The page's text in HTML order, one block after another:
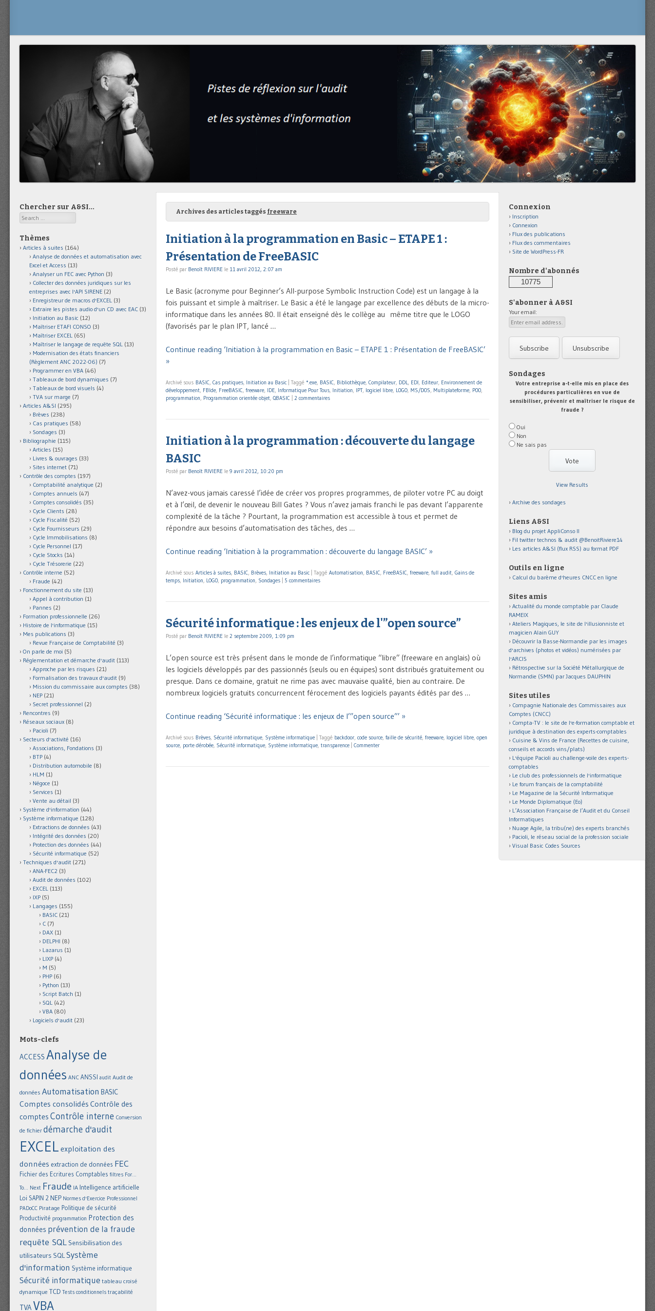
Archives des articles taggés freeware
Initiation à la programmation en Basic – ETAPE 1 :
Présentation de FreeBASIC
Posté par Benoît RIVIERE le 11 avril 2012, 2:07 am
Le Basic (acronyme pour Beginner’s All-purpose Symbolic Instruction Code) est un langage à la
fois puissant et simple à maîtriser. Le Basic a été le langage par excellence des débuts de la micro-
informatique dans les années 80. Il était enseigné dès le collège au même titre que le LOGO
(favorisés par le plan IPT, lancé …
Continue reading ‘Initiation à la programmation en Basic – ETAPE 1 : Présentation de FreeBASIC’
»
Archivé sous BASIC, Cas pratiques, Initiation au Basic Taggé *.exe, BASIC, Bibliothèque, Compilateur, DDL, EDI, Editeur, Environnement de
développement, FBIde, FreeBASIC, freeware, IDE, Informatique Pour Tous, Initiation, IPT, logiciel libre, LOGO, MS/DOS, Multiplateforme, POO,
programmation, Programmation orientée objet, QBASIC 2 commentaires
Initiation à la programmation : découverte du langage
BASIC
Posté par Benoît RIVIERE le 9 avril 2012, 10:20 pm
N’avez-vous jamais caressé l’idée de créer vos propres programmes, de piloter votre PC au doigt
et à l’œil, de devenir le nouveau Bill Gates ? Vous n’avez jamais franchi le pas devant l’apparente
complexité de la tâche ? Pourtant, la programmation est accessible à tous et permet de
répondre aux besoins d’automatisation des tâches, des …
Continue reading ‘Initiation à la programmation : découverte du langage BASIC’ »
Archivé sous Articles à suites, BASIC, Brèves, Initiation au Basic Taggé Automatisation, BASIC, FreeBASIC, freeware, full audit, Gains de
temps, Initiation, LOGO, programmation, Sondages 5 commentaires
Sécurité informatique : les enjeux de l'”open source”
Posté par Benoît RIVIERE le 2 septembre 2009, 1:09 pm
L’open source est très présent dans le monde de l’informatique “libre” (freeware en anglais) où
les logiciels développés par des passionnés (seuls ou en équipes) sont distribués gratuitement ou
presque. Dans ce domaine, gratuit ne rime pas avec mauvaise qualité, bien au contraire. De
nombreux logiciels gratuits concurrencent férocement des logiciels payants édités par des …
Continue reading ‘Sécurité informatique : les enjeux de l’”open source”’ »
Archivé sous Brèves, Sécurité informatique, Système informatique Taggé backdoor, code source, faille de sécurité, freeware, logiciel libre, open
source, porte dérobée, Sécurité informatique, Système informatique, transparence Commenter
Chercher sur A&SI…
Search
Thèmes
Articles à suites (164)
Analyse de données et automatisation avec
Excel et Access (13)
Analyser un FEC avec Python (3)
Collecter des données juridiques sur les
entreprises avec l'API SIRENE (2)
Enregistreur de macros d'EXCEL (3)
Extraire les pistes audio d'un CD avec EAC (3)
Initiation au Basic (12)
Maîtriser ETAFI CONSO (3)
Maîtriser EXCEL (65)
Maîtriser le langage de requête SQL (13)
Modernisation des états financiers
(Règlement ANC 2022-06) (7)
Programmer en VBA (46)
Tableaux de bord dynamiques (7)
Tableaux de bord visuels (4)
TVA sur marge (7)
Articles A&SI (295)
Brèves (238)
Cas pratiques (58)
Sondages (3)
Bibliographie (115)
Articles (15)
Livres & ouvrages (33)
Sites internet (71)
Contrôle des comptes (197)
Comptabilité analytique (2)
Comptes annuels (47)
Comptes consolidés (35)
Cycle Clients (28)
Cycle Fiscalité (52)
Cycle Fournisseurs (29)
Cycle Immobilisations (8)
Cycle Personnel (17)
Cycle Stocks (14)
Cycle Trésorerie (22)
Contrôle interne (52)
Fraude (42)
Fonctionnement du site (13)
Appel à contribution (1)
Pannes (2)
Formation professionnelle (26)
Histoire de l'informatique (15)
Mes publications (3)
Revue Française de Comptabilité (3)
On parle de moi (5)
Réglementation et démarche d'audit (113)
Approche par les risques (21)
Formalisation des travaux d'audit (9)
Mission du commissaire aux comptes (38)
NEP (21)
Secret professionnel (2)
Rencontres (9)
Réseaux sociaux (8)
Pacioli (7)
Secteurs d'activité (16)
Associations, Fondations (3)
BTP (4)
Distribution automobile (8)
HLM (1)
Négoce (1)
Services (1)
Vente au détail (3)
Système d'information (44)
Système informatique (128)
Extractions de données (43)
Intégrité des données (20)
Protection des données (44)
Sécurité informatique (52)
Techniques d'audit (271)
ANA-FEC2 (3)
Audit de données (102)
EXCEL (113)
IXP (5)
Langages (155)
BASIC (21)
C (7)
DAX (1)
DELPHI (8)
Lazarus (1)
LIXP (4)
M (5)
PHP (6)
Python (13)
Script Batch (1)
SQL (42)
VBA (80)
Logiciels d'audit (23)
Mots-clefs
ACCESS Analyse de
données ANC ANSSI audit Audit de
données Automatisation BASIC
Comptes consolidés Contrôle des
comptes Contrôle interne Conversion
de fichier démarche d'audit
EXCEL exploitation des
données extraction de données FEC
Fichier des Ecritures Comptables filtres For...
To... Next Fraude IA Intelligence artificielle
Loi SAPIN 2 NEP Normes d'Exercice Professionnel
PADoCC Piratage Politique de sécurité
Productivité programmation Protection des
données prévention de la fraude
requête SQL Sensibilisation des
utilisateurs SQLSystème
d'information Système informatique
Sécurité informatique tableau croisé
dynamique TCD Tests conditionnels traçabilité
TVAVBA
Connexion
Inscription
Connexion
Flux des publications
Flux des commentaires
Site de WordPress-FR
Nombre d'abonnés
10775
S'abonner à A&SI
Your email:
Sondages
Votre entreprise a-t-elle mis en place des
procédures particulières en vue de
sensibiliser, prévenir et maîtriser le risque de
fraude ?
Oui
Non
Ne sais pas
View Results
Archive des sondages
Liens A&SI
Blog du projet AppliConso II
Fil twitter technos & audit @BenoitRiviere14
Les articles A&SI (flux RSS) au format PDF
Outils en ligne
Calcul du barème d'heures CNCC en ligne
Sites amis
Actualité du monde comptable par Claude
RAMEIX
Ateliers Magiques, le site de l'illusionniste et
magicien Alain GUY
Découvrir la Basse-Normandie par les images
d'archives (photos et vidéos) numérisées par
l'ARCIS
Rétrospective sur la Société Métallurgique de
Normandie (SMN) par Jacques DAUPHIN
Sites utiles
Compagnie Nationale des Commissaires aux
Comptes (CNCC)
Compta-TV : le site de l'e-formation comptable et
juridique à destination des experts-comptables
Cuisine & Vins de France (Recettes de cuisine,
conseils et accords vins/plats)
L'équipe Pacioli au challenge-voile des experts-
comptables
Le club des professionnels de l'informatique
Le forum français de la comptabilité
Le Magazine de la Sécurité Informatique
Le Monde Diplomatique (Eo)
L’Association Française de l’Audit et du Conseil
Informatiques
Nuage Agile, la tribu(ne) des experts branchés
Pacioli, le réseau social de la profession sociale
Visual Basic Codes Sources